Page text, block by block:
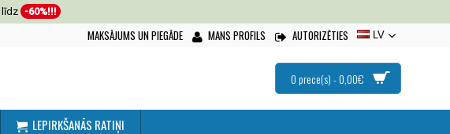
-60%!!!
MAKSĀJUMS UN PIEGĀDE MANS PROFILS AUTORIZĒTIES LV
0 prece(s) - 0,00€
LEPIRKŠANĀS RATIŅI